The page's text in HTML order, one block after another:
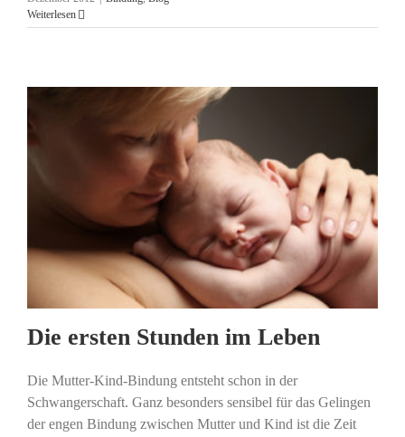
Weiterlesen
Die ersten Stunden im Leben
Die Mutter-Kind-Bindung entsteht schon in der
Schwangerschaft. Ganz besonders sensibel für das Gelingen
der engen Bindung zwischen Mutter und Kind ist die Zeit